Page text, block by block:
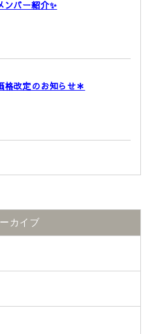
ンバー紹介✨
格改定のお知らせ＊
カイブ